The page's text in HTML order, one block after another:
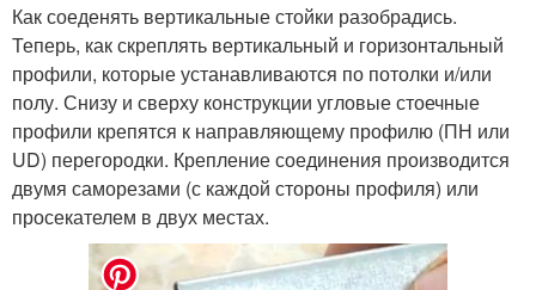
Как соеденять вертикальные стойки разобрадись.
Теперь, как скреплять вертикальный и горизонтальный
профили, которые устанавливаются по потолки и/или
полу. Снизу и сверху конструкции угловые стоечные
профили крепятся к направляющему профилю (ПН или
UD) перегородки. Крепление соединения производится
двумя саморезами (с каждой стороны профиля) или
просекателем в двух местах.